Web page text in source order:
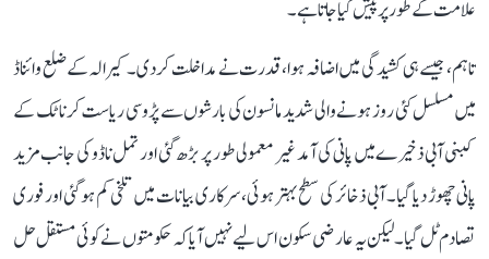
علامت کے طور پر پیش کیا جاتا ہے۔
تاہم، جیسے ہی کشیدگی میں اضافہ ہوا، قدرت نے مداخلت کر دی۔ کیرالہ کے ضلع وائناڈ
میں مسلسل کئی روز ہونے والی شدید مانسون کی بارشوں سے پڑوسی ریاست کرناٹک کے
کبنی آبی ذخیرے میں پانی کی آمد غیر معمولی طور پر بڑھ گئی اور تمل ناڈو کی جانب مزید
پانی چھوڑ دیا گیا۔ آبی ذخائر کی سطح بہتر ہوئی، سرکاری بیانات میں تلخی کم ہو گئی اور فوری
تصادم ٹل گیا۔ لیکن یہ عارضی سکون اس لیے نہیں آیا کہ حکومتوں نے کوئی مستقل حل